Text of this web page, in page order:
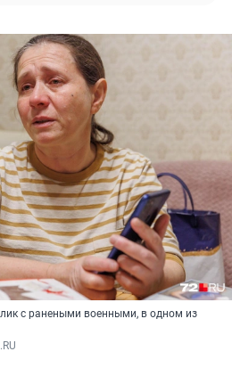
с ранеными военными, в одном из